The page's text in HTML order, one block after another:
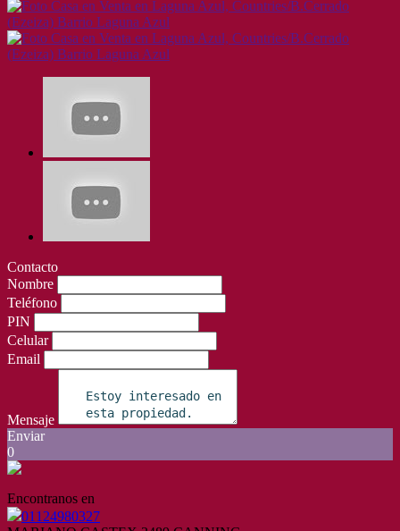
Contacto
Nombre
Teléfono
PIN
Celular
Email
Mensaje
Enviar
0
Encontranos en
01124980327